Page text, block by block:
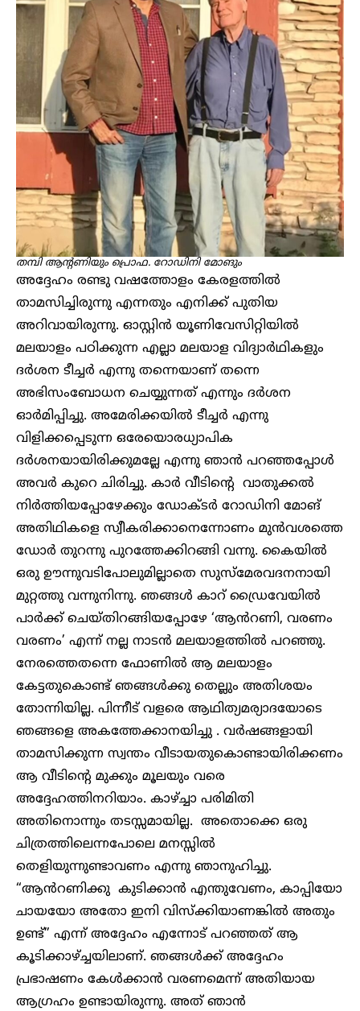
തമ്പി ആന്റണിയും പ്രൊഫ. റോഡിനി മോങും
അദ്ദേഹം രണ്ടു വഷത്തോളം കേരളത്തിൽ
താമസിച്ചിരുന്നു എന്നതും എനിക്ക് പുതിയ
അറിവായിരുന്നു. ഓസ്റ്റിൻ യൂണിവേസിറ്റിയിൽ
മലയാളം പഠിക്കുന്ന എല്ലാ മലയാള വിദ്യാർഥികളും
ദർശന ടീച്ചർ എന്നു തന്നെയാണ് തന്നെ
അഭിസംബോധന ചെയ്യുന്നത് എന്നും ദർശന
ഓർമിപ്പിച്ചു. അമേരിക്കയിൽ ടീച്ചർ എന്നു
വിളിക്കപ്പെടുന്ന ഒരേയൊരധ്യാപിക
ദർശനയായിരിക്കുമല്ലേ എന്നു ഞാൻ പറഞ്ഞപ്പോൾ
അവർ കുറെ ചിരിച്ചു. കാർ വീടിന്റെ വാതുക്കൽ
നിർത്തിയപ്പോഴേക്കും ഡോക്ടർ റോഡിനി മോങ്
അതിഥികളെ സ്വീകരിക്കാനെന്നോണം മുൻവശത്തെ
ഡോർ തുറന്നു പുറത്തേക്കിറങ്ങി വന്നു. കൈയിൽ
ഒരു ഊന്നുവടിപോലുമില്ലാതെ സുസ്മേരവദനനായി
മുറ്റത്തു വന്നുനിന്നു. ഞങ്ങൾ കാറ് ഡ്രൈവേയിൽ
പാർക്ക് ചെയ്തിറങ്ങിയപ്പോഴേ ‘ആൻറണി, വരണം
വരണം’ എന്ന് നല്ല നാടൻ മലയാളത്തിൽ പറഞ്ഞു.
നേരത്തെതന്നെ ഫോണിൽ ആ മലയാളം
കേട്ടതുകൊണ്ട് ഞങ്ങൾക്കു തെല്ലും അതിശയം
തോന്നിയില്ല. പിന്നീട് വളരെ ആഥിത്യമര്യാദയോടെ
ഞങ്ങളെ അകത്തേക്കാനയിച്ചു . വർഷങ്ങളായി
താമസിക്കുന്ന സ്വന്തം വീടായതുകൊണ്ടായിരിക്കണം
ആ വീടിന്റെ മുക്കും മൂലയും വരെ
അദ്ദേഹത്തിനറിയാം. കാഴ്ച്ചാ പരിമിതി
അതിനൊന്നും തടസ്സമായില്ല. അതൊക്കെ ഒരു
ചിത്രത്തിലെന്നപോലെ മനസ്സിൽ
തെളിയുന്നുണ്ടാവണം എന്നു ഞാനുഹിച്ചു.
“ആൻറണിക്കു കുടിക്കാൻ എന്തുവേണം, കാപ്പിയോ
ചായയോ അതോ ഇനി വിസ്‌ക്കിയാണങ്കിൽ അതും
ഉണ്ട്” എന്ന് അദ്ദേഹം എന്നോട് പറഞ്ഞത് ആ
കൂടിക്കാഴ്ച്ചയിലാണ്. ഞങ്ങൾക്ക് അദ്ദേഹം
പ്രഭാഷണം കേൾക്കാൻ വരണമെന്ന് അതിയായ
ആഗ്രഹം ഉണ്ടായിരുന്നു. അത് ഞാൻ